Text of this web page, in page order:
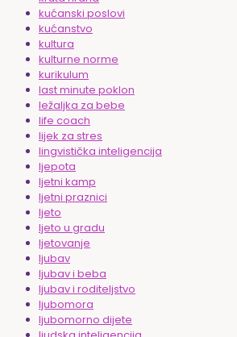
kućanski poslovi
kućanstvo
kultura
kulturne norme
kurikulum
last minute poklon
ležaljka za bebe
life coach
lijek za stres
lingvistička inteligencija
ljepota
ljetni kamp
ljetni praznici
ljeto
ljeto u gradu
ljetovanje
ljubav
ljubav i beba
ljubav i roditeljstvo
ljubomora
ljubomorno dijete